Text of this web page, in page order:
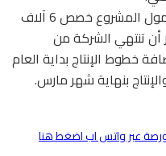
أشار سرحان إلى أن الشريك الذي سيمول المشروع خصص 6 آلاف
أن تنتهي الشركة من
خطوط الإنتاج بداية العام
بنهاية شهر مارس.
عبر واتس اب اضغط هنا